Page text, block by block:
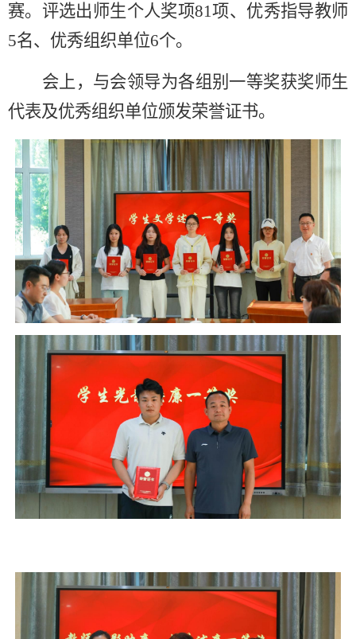
赛。 评选出师生个人奖项81项、优秀指导教师
5名、优秀组织单位6个。
会上，与会领导为各组别一等奖获奖师生
代表及优秀组织单位颁发荣誉证书。